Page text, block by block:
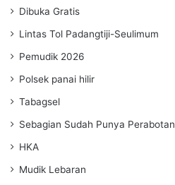
Dibuka Gratis
Lintas Tol Padangtiji-Seulimum
Pemudik 2026
Polsek panai hilir
Tabagsel
Sebagian Sudah Punya Perabotan
HKA
Mudik Lebaran